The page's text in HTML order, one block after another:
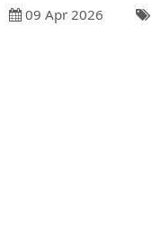
09 Apr 2026